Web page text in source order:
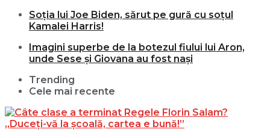
Soția lui Joe Biden, sărut pe gură cu soțul
Kamalei Harris!
Imagini superbe de la botezul fiului lui Aron,
unde Sese și Giovana au fost nași
Trending
Cele mai recente